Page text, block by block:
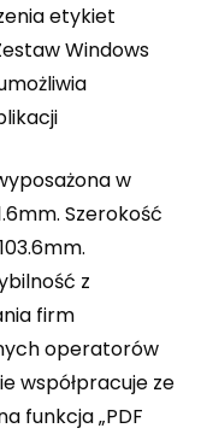
etykiet
Windows
w
Szerokość
z
firm
operatorów
współpracuje ze
funkcja „PDF